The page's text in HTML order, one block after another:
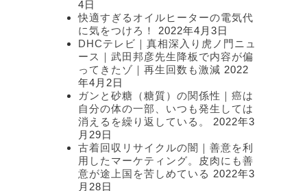
4日
快適すぎるオイルヒーターの電気代
に気をつけろ！
2022年4月3日
DHCテレビ｜真相深入り虎ノ門ニュ
ース｜武田邦彦先生降板で内容が偏
ってきたゾ｜再生回数も激減 2022
年4月2日
ガンと砂糖（糖質）の関係性｜癌は
自分の体の一部、いつも発生しては
消えるを繰り返している。
2022年3
月29日
古着回収リサイクルの闇｜善意を利
用したマーケティング。皮肉にも善
意が途上国を苦しめている 2022年3
月28日